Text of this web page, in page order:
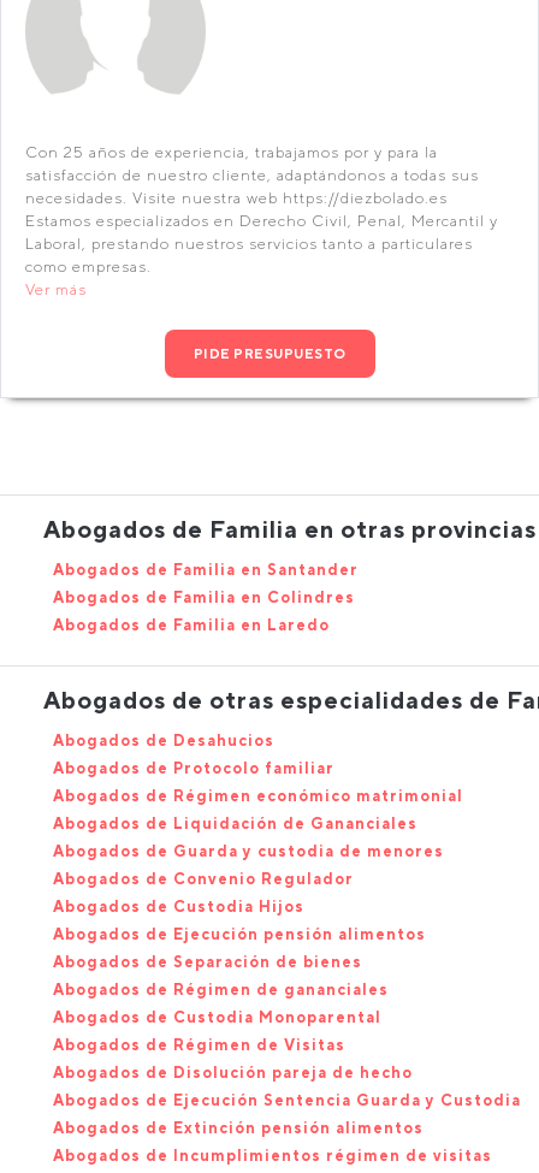
Con 25 años de experiencia, trabajamos por y para la
satisfacción de nuestro cliente, adaptándonos a todas sus
necesidades. Visite nuestra web https://diezbolado.es
Estamos especializados en Derecho Civil, Penal, Mercantil y
Laboral, prestando nuestros servicios tanto a particulares
como empresas.
Ver más
PIDE PRESUPUESTO
Abogados de Familia en otras provincias
Abogados de Familia en Santander
Abogados de Familia en Colindres
Abogados de Familia en Laredo
Abogados de otras especialidades de
Abogados de Desahucios
Abogados de Protocolo familiar
Abogados de Régimen económico matrimonial
Abogados de Liquidación de Gananciales
Abogados de Guarda y custodia de menores
Abogados de Convenio Regulador
Abogados de Custodia Hijos
Abogados de Ejecución pensión alimentos
Abogados de Separación de bienes
Abogados de Régimen de gananciales
Abogados de Custodia Monoparental
Abogados de Régimen de Visitas
Abogados de Disolución pareja de hecho
Abogados de Ejecución Sentencia Guarda y Custodia
Abogados de Extinción pensión alimentos
Abogados de Incumplimientos régimen de visitas